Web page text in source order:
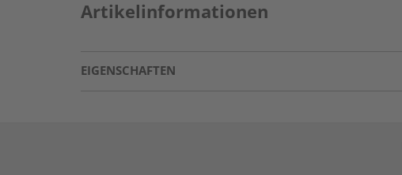
Artikelinformationen
EIGENSCHAFTEN